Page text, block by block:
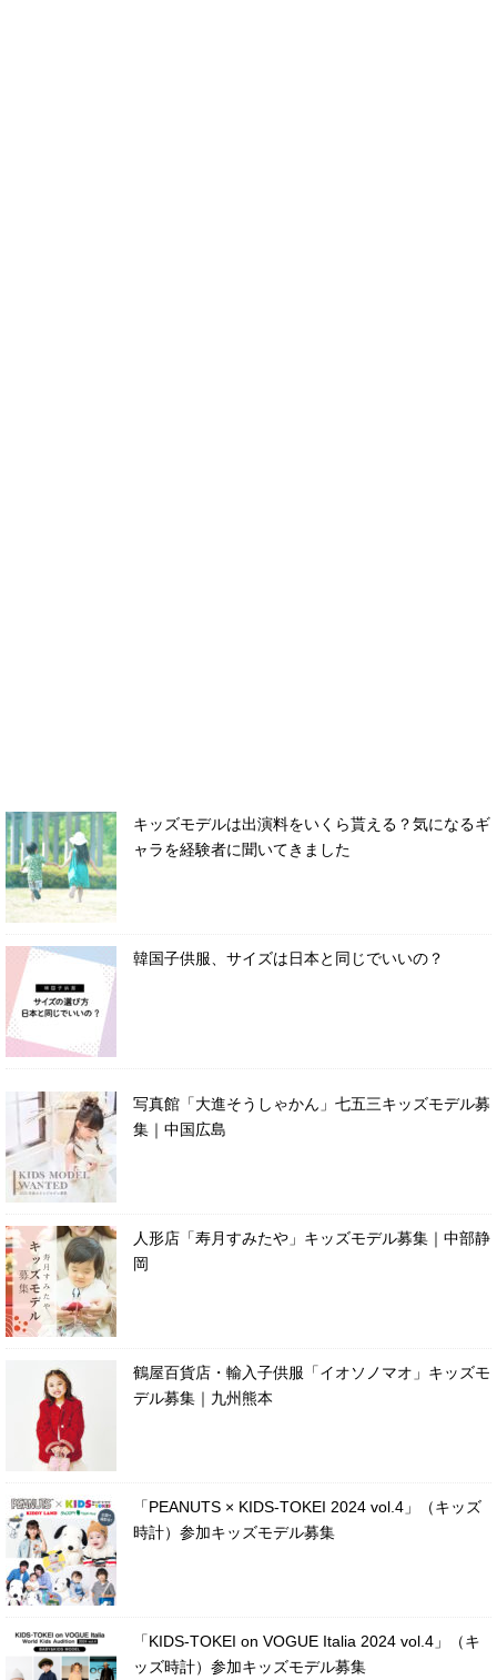
キッズモデルは出演料をいくら貰える？気になるギ
ャラを経験者に聞いてきました
韓国子供服、サイズは日本と同じでいいの？
写真館「大進そうしゃかん」七五三キッズモデル募
集｜中国広島
人形店「寿月すみたや」キッズモデル募集｜中部静
岡
鶴屋百貨店・輸入子供服「イオソノマオ」キッズモ
デル募集｜九州熊本
「PEANUTS × KIDS-TOKEI 2024 vol.4」（キッズ
時計）参加キッズモデル募集
「KIDS-TOKEI on VOGUE Italia 2024 vol.4」（キ
ッズ時計）参加キッズモデル募集